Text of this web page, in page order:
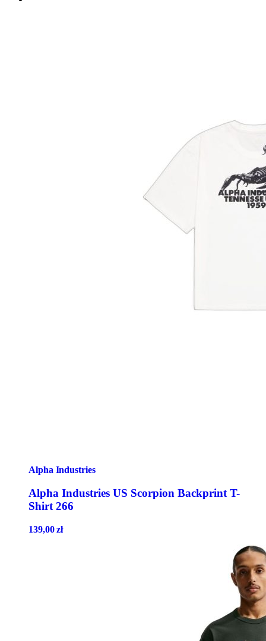
Alpha Industries
Alpha Industries US Scorpion Backprint T-
Shirt 266
139,00zł